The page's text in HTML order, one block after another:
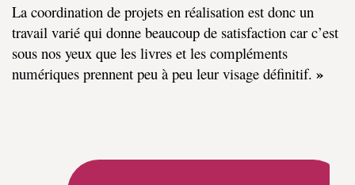
La coordination de projets en réalisation est donc un
travail varié qui donne beaucoup de satisfaction car c’est
sous nos yeux que les livres et les compléments
numériques prennent peu à peu leur visage définitif. »